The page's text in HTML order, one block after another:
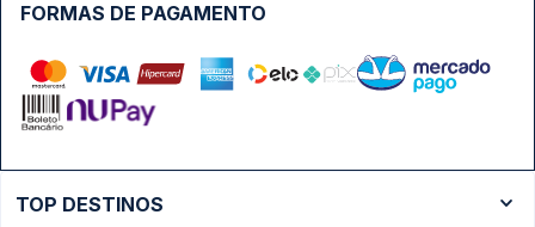
FORMAS DE PAGAMENTO
TOP DESTINOS